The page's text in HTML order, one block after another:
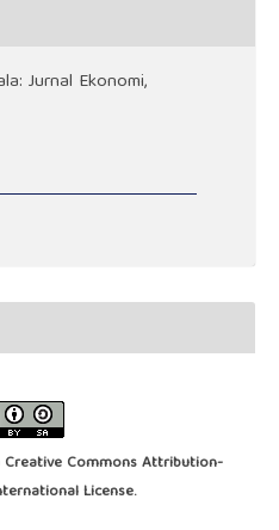
Jurnal Ekonomi,
Creative Commons Attribution-
License.